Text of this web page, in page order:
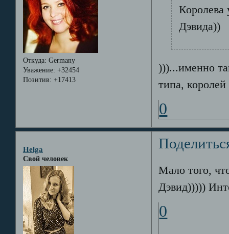
Откуда: Germany
Уважение: +32454
Позитив: +17413
Королева
Дэвида))
)))...именно
типа,
0
Helga
Свой человек
Мало того,
Дэвид)))))
0